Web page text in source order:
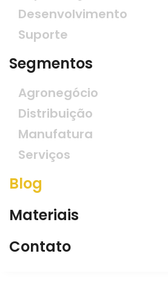
Desenvolvimento
Suporte
Segmentos
Agronegócio
Distribuição
Manufatura
Serviços
Blog
Materiais
Contato